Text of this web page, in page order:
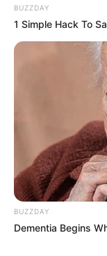
Carros se
BUZZDAY
1 Simple Hack To
BUZZDAY
Dementia Begins